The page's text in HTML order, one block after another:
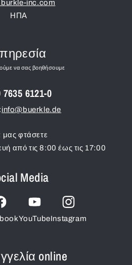
inc.com
ΗΠΑ
να σας βοηθήσουμε
7635 6121-0
info@buerkle.de
φτάσετε
από τις 8:00 έως τις 17:00
Media
YouTubeInstagram
online